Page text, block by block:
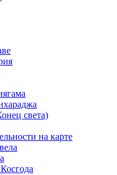
света)
на карте